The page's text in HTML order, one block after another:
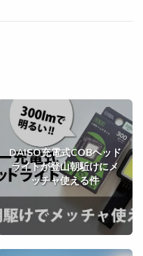
DAISO充電式COBヘッド
ライトが登山朝駈けにメ
ッチャ使える件